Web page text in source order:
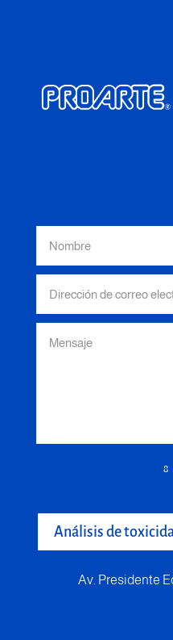
8
Análisis de
Av. Presidente